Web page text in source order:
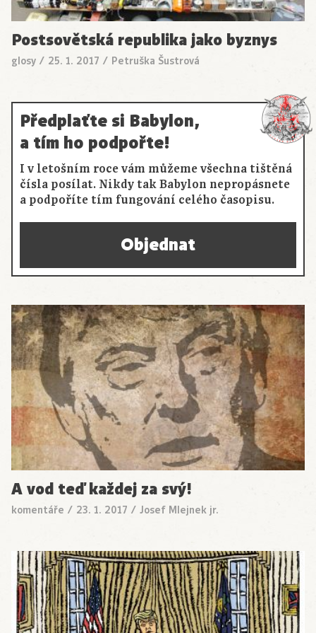
Postsovětská republika jako byznys
glosy / 25. 1. 2017 / Petruška Šustrová
Předplaťte si Babylon,
a tím ho podpořte!
I v letošním roce vám můžeme všechna tištěná
čísla posílat. Nikdy tak Babylon nepropásnete
a podpoříte tím fungování celého časopisu.
Objednat
A vod teď každej za svý!
komentáře / 23. 1. 2017 / Josef Mlejnek jr.